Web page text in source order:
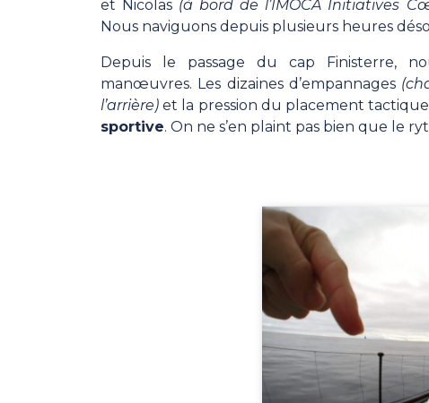
et Nicolas (à bord de l’IMOCA Initiatives
Nous naviguons depuis plusieurs heures
Depuis le passage du cap Finisterre,
manœuvres. Les dizaines d’empannages
l’arrière) et la pression du placement
sportive. On ne s’en plaint pas bien que le